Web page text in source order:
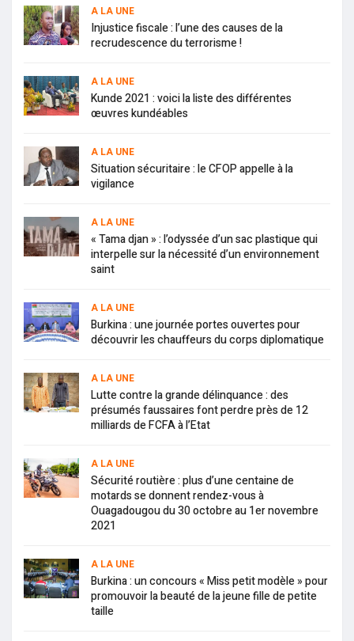
A LA UNE
Injustice fiscale : l’une des causes de la
recrudescence du terrorisme !
A LA UNE
Kunde 2021 : voici la liste des différentes
œuvres kundéables
A LA UNE
Situation sécuritaire : le CFOP appelle à la
vigilance
A LA UNE
« Tama djan » : l’odyssée d’un sac plastique qui
interpelle sur la nécessité d’un environnement
saint
A LA UNE
Burkina : une journée portes ouvertes pour
découvrir les chauffeurs du corps diplomatique
A LA UNE
Lutte contre la grande délinquance : des
présumés faussaires font perdre près de 12
milliards de FCFA à l’Etat
A LA UNE
Sécurité routière : plus d’une centaine de
motards se donnent rendez-vous à
Ouagadougou du 30 octobre au 1er novembre
2021
A LA UNE
Burkina : un concours « Miss petit modèle » pour
promouvoir la beauté de la jeune fille de petite
taille